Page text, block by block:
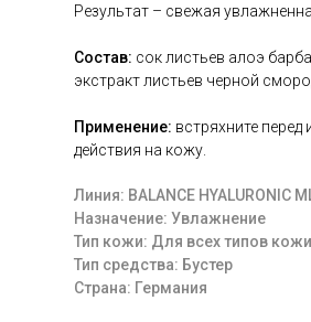
Результат – свежая
Состав: сок листьев алоэ
экстракт листьев черной
Применение: встряхните
действия на кожу.
Линия: BALANCE HYALURONIC
Назначение: Увлажнение
Тип кожи: Для всех типов кожи
Тип средства: Бустер
Страна: Германия